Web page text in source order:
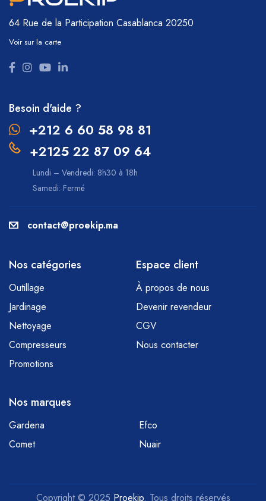
64 Rue de la Participation Casablanca 20250
Voir sur la carte
Besoin d'aide ?
+212 6 60 58 98 81
+2125 22 87 09 64
Lundi – Vendredi: 8h30 à 18h
Samedi: Fermé
contact@proekip.ma
Nos catégories
Outillage
Jardinage
Nettoyage
Compresseurs
Promotions
Espace client
À propos de nous
Devenir revendeur
CGV
Nous contacter
Nos marques
Gardena
Efco
Comet
Nuair
Copyright © 2025 Proekip. Tous droits réservés